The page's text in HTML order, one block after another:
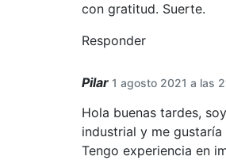
con gratitud. Suerte.
Responder
Pilar 1 agosto 2021 a las
Hola buenas tardes,
industrial y me gustaría
Tengo experiencia en